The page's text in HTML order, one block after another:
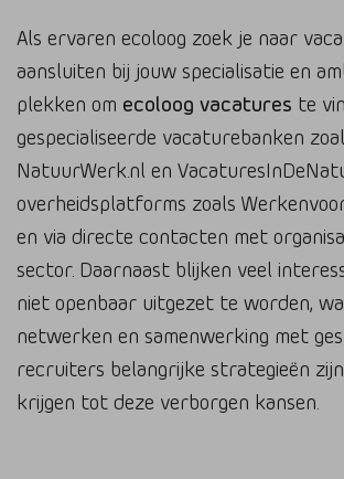
Als ervaren ecoloog zoek je naar
aansluiten bij jouw specialisatie en
plekken om ecoloog vacatures te
gespecialiseerde vacaturebanken
NatuurWerk.nl en
overheidsplatforms zoals
en via directe contacten met
sector. Daarnaast blijken veel
niet openbaar uitgezet te worden,
netwerken en samenwerking met
recruiters belangrijke strategieën
krijgen tot deze verborgen kansen.